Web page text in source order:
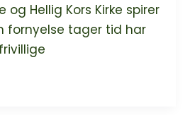
og Hellig Kors Kirke spirer
fornyelse tager tid har